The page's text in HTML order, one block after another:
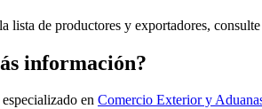
lista de productores y exportadores, consulte
información?
en Comercio Exterior y